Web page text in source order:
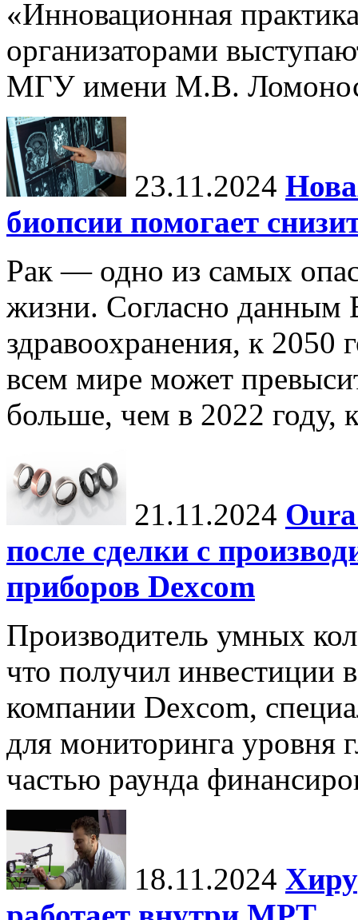
«Инновационная
организаторами
МГУ имени М.В.
23.11.2024
биопсии помогает
Рак — одно из самых
жизни. Согласно данным
здравоохранения, к 2050
всем мире может
больше, чем в 2022 году,
21.11.2024
после сделки с
приборов Dexcom
Производитель умных
что получил инвестиции
компании Dexcom,
для мониторинга уровня
частью раунда
18.11.2024